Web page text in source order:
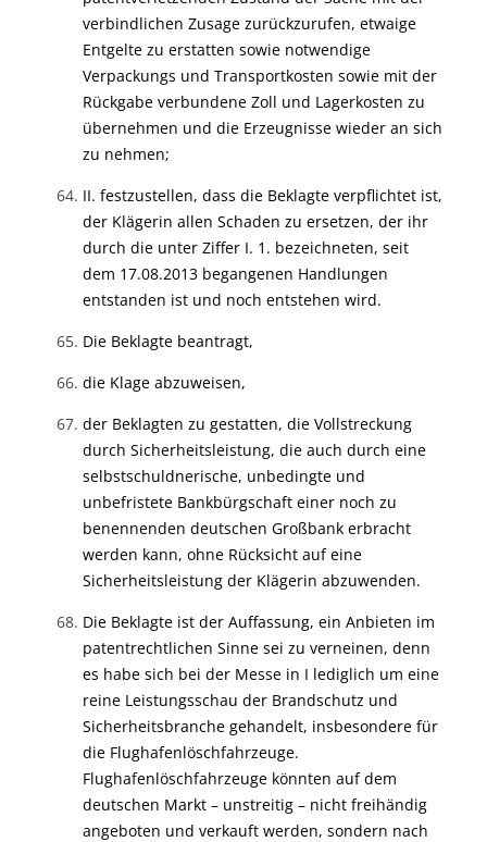
verbindlichen Zusage zurückzurufen, etwaige
Entgelte zu erstatten sowie notwendige
Verpackungs und Transportkosten sowie mit der
Rückgabe verbundene Zoll und Lagerkosten zu
übernehmen und die Erzeugnisse wieder an sich
zu nehmen;
II. festzustellen, dass die Beklagte verpflichtet ist,
der Klägerin allen Schaden zu ersetzen, der ihr
durch die unter Ziffer I. 1. bezeichneten, seit
dem 17.08.2013 begangenen Handlungen
entstanden ist und noch entstehen wird.
Die Beklagte beantragt,
die Klage abzuweisen,
der Beklagten zu gestatten, die Vollstreckung
durch Sicherheitsleistung, die auch durch eine
selbstschuldnerische, unbedingte und
unbefristete Bankbürgschaft einer noch zu
benennenden deutschen Großbank erbracht
werden kann, ohne Rücksicht auf eine
Sicherheitsleistung der Klägerin abzuwenden.
Die Beklagte ist der Auffassung, ein Anbieten im
patentrechtlichen Sinne sei zu verneinen, denn
es habe sich bei der Messe in I lediglich um eine
reine Leistungsschau der Brandschutz und
Sicherheitsbranche gehandelt, insbesondere für
die Flughafenlöschfahrzeuge.
Flughafenlöschfahrzeuge könnten auf dem
deutschen Markt – unstreitig – nicht freihändig
angeboten und verkauft werden, sondern nach